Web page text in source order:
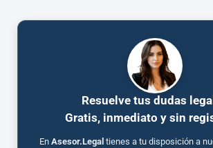
Resuelve tus dudas
Gratis, inmediato y sin
En Asesor.Legal tienes a tu disposición a